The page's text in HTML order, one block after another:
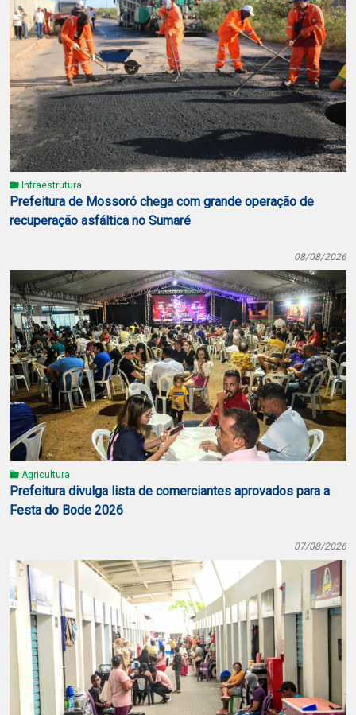
Infraestrutura
Prefeitura de Mossoró chega com grande operação de
recuperação asfáltica no Sumaré
08/08/2026
Agricultura
Prefeitura divulga lista de comerciantes aprovados para a
Festa do Bode 2026
07/08/2026